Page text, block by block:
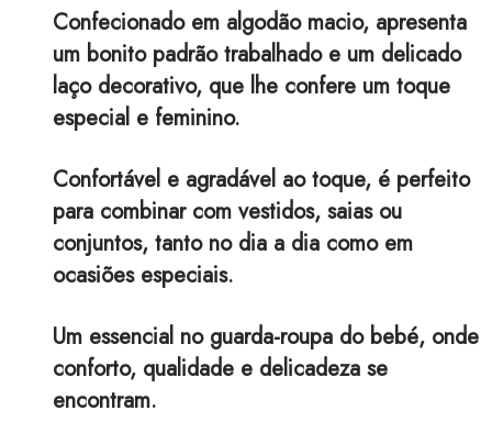
Confecionado em algodão macio, apresenta
um bonito padrão trabalhado e um delicado
laço decorativo, que lhe confere um toque
especial e feminino.
Confortável e agradável ao toque, é perfeito
para combinar com vestidos, saias ou
conjuntos, tanto no dia a dia como em
ocasiões especiais.
Um essencial no guarda-roupa do bebé, onde
conforto, qualidade e delicadeza se
encontram.